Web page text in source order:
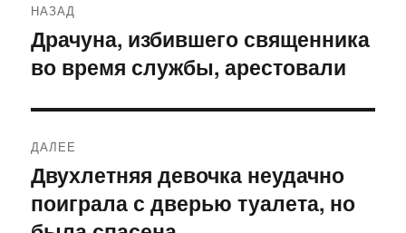
по
записям
НАЗАД
Предыдущая
запись:
Драчуна, избившего священника
во время службы, арестовали
ДАЛЕЕ
Следующая
запись:
Двухлетняя девочка неудачно
поиграла с дверью туалета, но